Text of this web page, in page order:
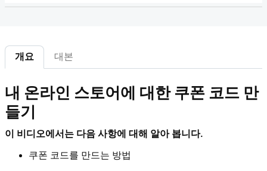
가
레슨 7(총 12)
내 사이트에 번들 제품 추가
레슨 9(총 12)
개요 대본
내 온라인 스토어에 대한 쿠폰 코드 만
들기
이 비디오에서는 다음 사항에 대해 알아 봅니다.
쿠폰 코드를 만드는 방법